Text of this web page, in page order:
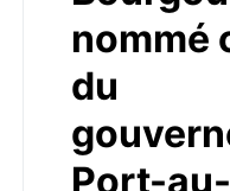
nommé
du
Port-